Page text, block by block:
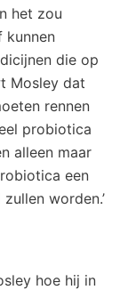
het zou
kunnen
die op
Mosley dat
rennen
probiotica
alleen maar
een
worden.’
hoe hij in